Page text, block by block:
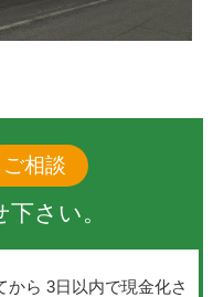
ご相談
さい。
から 3日以内で現金化さ